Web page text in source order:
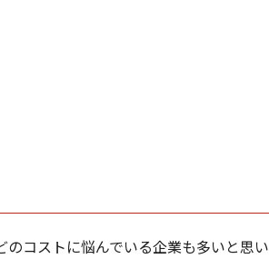
コストに悩んでいる企業も多いと思い